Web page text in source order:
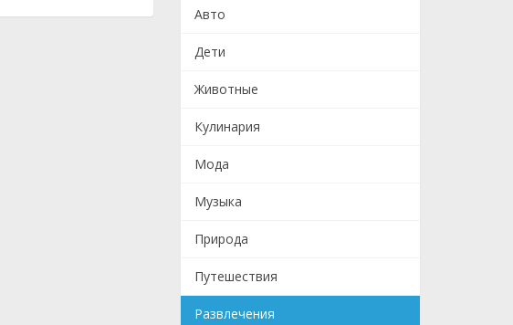
Авто
Дети
Животные
Кулинария
Мода
Музыка
Природа
Путешествия
Развлечения